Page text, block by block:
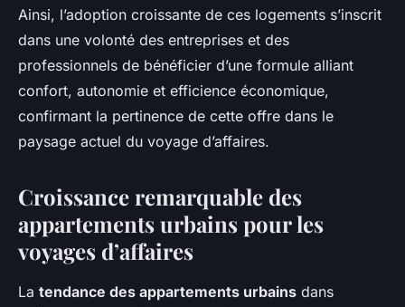
Ainsi, l’adoption croissante de ces logements s’inscrit
dans une volonté des entreprises et des
professionnels de bénéficier d’une formule alliant
confort, autonomie et efficience économique,
confirmant la pertinence de cette offre dans le
paysage actuel du voyage d’affaires.
Croissance remarquable des
appartements urbains pour les
voyages d’affaires
La tendance des appartements urbains dans